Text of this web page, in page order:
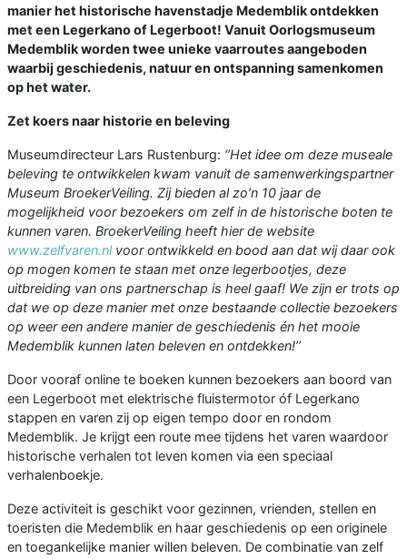
manier het historische havenstadje Medemblik ontdekken
met een Legerkano of Legerboot! Vanuit Oorlogsmuseum
Medemblik worden twee unieke vaarroutes aangeboden
waarbij geschiedenis, natuur en ontspanning samenkomen
op het water.
Zet koers naar historie en beleving
Museumdirecteur Lars Rustenburg: ‘’Het idee om deze museale
beleving te ontwikkelen kwam vanuit de samenwerkingspartner
Museum BroekerVeiling. Zij bieden al zo’n 10 jaar de
mogelijkheid voor bezoekers om zelf in de historische boten te
kunnen varen. BroekerVeiling heeft hier de website
www.zelfvaren.nlvoor ontwikkeld en bood aan dat wij daar ook
op mogen komen te staan met onze legerbootjes, deze
uitbreiding van ons partnerschap is heel gaaf! We zijn er trots op
dat we op deze manier met onze bestaande collectie bezoekers
op weer een andere manier de geschiedenis én het mooie
Medemblik kunnen laten beleven en ontdekken!’’
Door vooraf online te boeken kunnen bezoekers aan boord van
een Legerboot met elektrische fluistermotor óf Legerkano
stappen en varen zij op eigen tempo door en rondom
Medemblik. Je krijgt een route mee tijdens het varen waardoor
historische verhalen tot leven komen via een speciaal
verhalenboekje.
Deze activiteit is geschikt voor gezinnen, vrienden, stellen en
toeristen die Medemblik en haar geschiedenis op een originele
en toegankelijke manier willen beleven. De combinatie van zelf